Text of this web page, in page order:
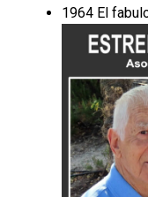
1964 El